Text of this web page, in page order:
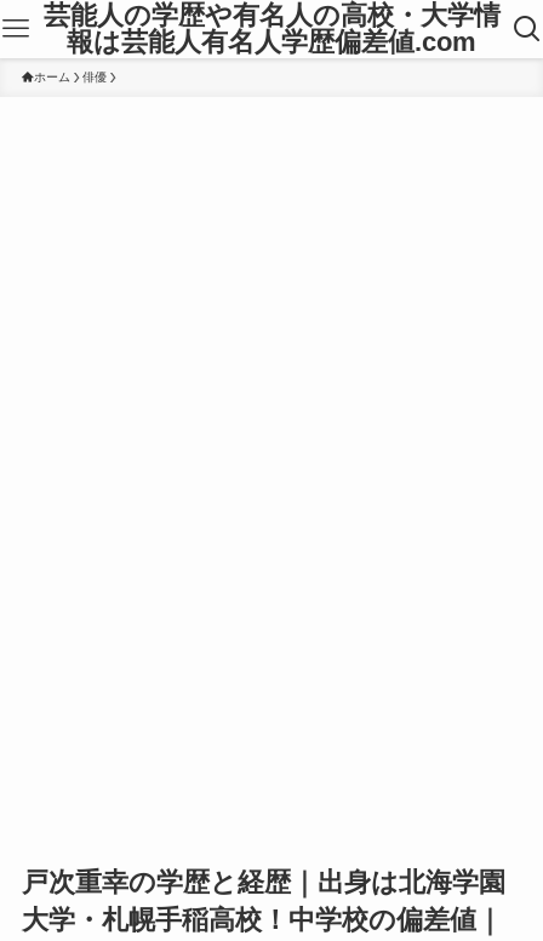
芸能人の学歴や有名人の高校・大学情
報は芸能人有名人学歴偏差値.com
ホーム 俳優
戸次重幸の学歴と経歴｜出身は北海学園
大学・札幌手稲高校！中学校の偏差値｜